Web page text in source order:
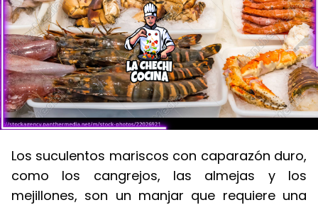
Los suculentos mariscos con caparazón duro,
como los cangrejos, las almejas y los
mejillones, son un manjar que requiere una